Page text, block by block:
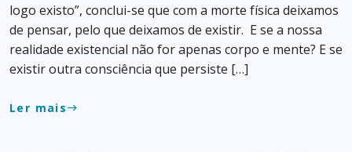
logo existo”, conclui-se que com a morte física deixamos
de pensar, pelo que deixamos de existir. E se a nossa
realidade existencial não for apenas corpo e mente? E se
existir outra consciência que persiste […]
Ler maiseast